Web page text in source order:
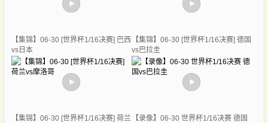
【集锦】06-30 [世界杯1/16决赛] 巴西
vs日本
【集锦】06-30 [世界杯1/16决赛] 德国
vs巴拉圭
【集锦】06-30 [世界杯1/16决赛] 荷兰
【录像】06-30 世界杯1/16决赛 德国